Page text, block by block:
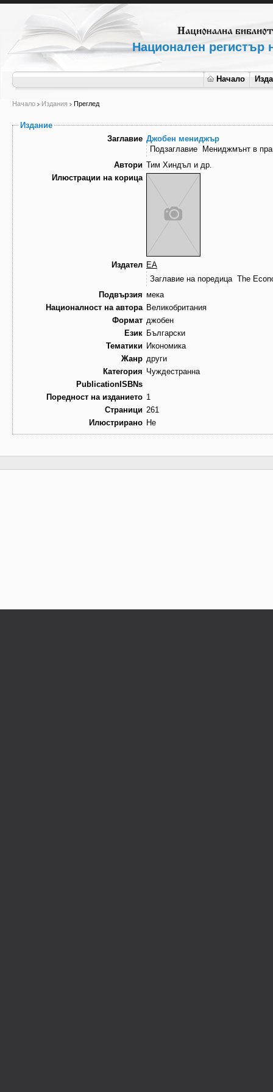
Национален регистър
Начало
Начало Издания Преглед
Издание
Заглавие Джобен мениджър
Подзаглавие
Мениджмънт в
Автори Тим Хиндъл и др.
Илюстрации на корица
Издател ЕА
Заглавие на поредица The
Подвързия мека
Националност на автора Великобритания
Формат джобен
Език Български
Тематики Икономика
Жанр други
Категория Чуждестранна
PublicationISBNs
Поредност на изданието 1
Страници 261
Илюстрирано Не